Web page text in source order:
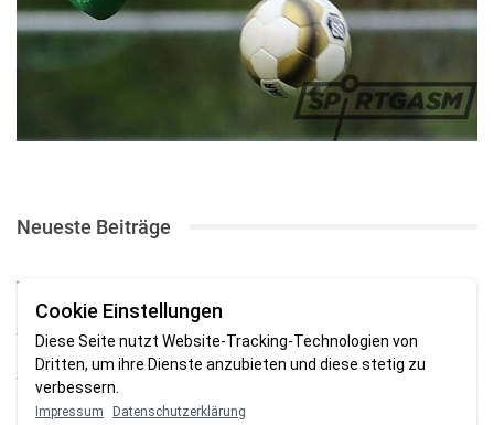
Neueste Beiträge
TSV gewinnt Testspiel bei Braker Reserve
SV Brake gewinnt erstes Heimspiel mit 2:0
SV Brake feiert 5:2-Auftaktsieg beim Delmenhorster TB
Fehlstart in Oldenburg: 1. FC Nordenham verliert zum Bezirksliga-
Cookie Einstellungen
Diese Seite nutzt Website-Tracking-Technologien von
Dritten, um ihre Dienste anzubieten und diese stetig zu
verbessern.
Impressum Datenschutzerklärung